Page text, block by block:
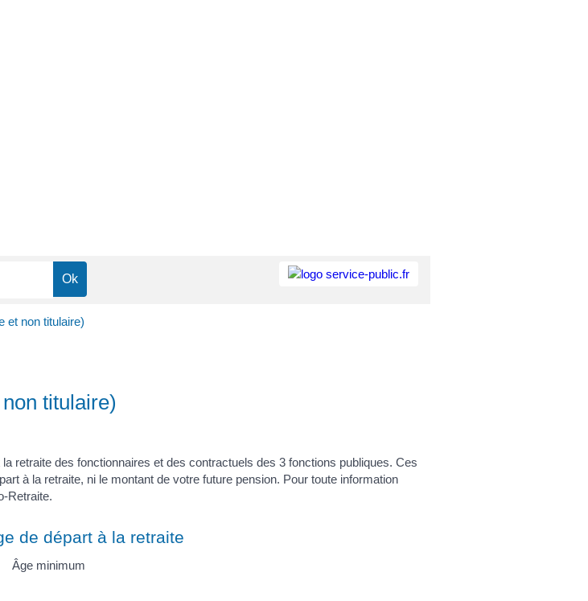
et non titulaire)
titulaire)
retraite des fonctionnaires et des contractuels des 3 fonctions publiques. Ces
à la retraite, ni le montant de votre future pension. Pour toute information
Retraite.
de départ à la retraite
Âge minimum